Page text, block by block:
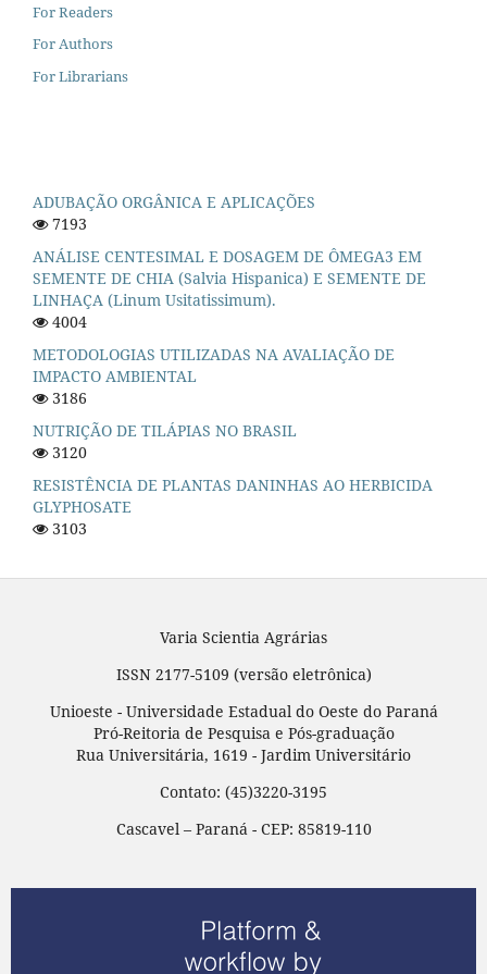
For Readers
For Authors
For Librarians
ADUBAÇÃO ORGÂNICA E APLICAÇÕES
7193
ANÁLISE CENTESIMAL E DOSAGEM DE ÔMEGA3 EM
SEMENTE DE CHIA (Salvia Hispanica) E SEMENTE DE
LINHAÇA (Linum Usitatissimum).
4004
METODOLOGIAS UTILIZADAS NA AVALIAÇÃO DE
IMPACTO AMBIENTAL
3186
NUTRIÇÃO DE TILÁPIAS NO BRASIL
3120
RESISTÊNCIA DE PLANTAS DANINHAS AO HERBICIDA
GLYPHOSATE
3103
Varia Scientia Agrárias
ISSN 2177-5109 (versão eletrônica)
Unioeste - Universidade Estadual do Oeste do Paraná
Pró-Reitoria de Pesquisa e Pós-graduação
Rua Universitária, 1619 - Jardim Universitário
Contato: (45)3220-3195
Cascavel – Paraná - CEP: 85819-110